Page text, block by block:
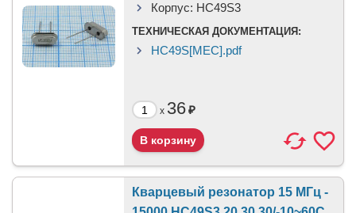
Корпус: HC49S3
ТЕХНИЧЕСКАЯ ДОКУМЕНТАЦИЯ:
HC49S[MEC].pdf
x 36₽
Кварцевый резонатор 15 МГц -